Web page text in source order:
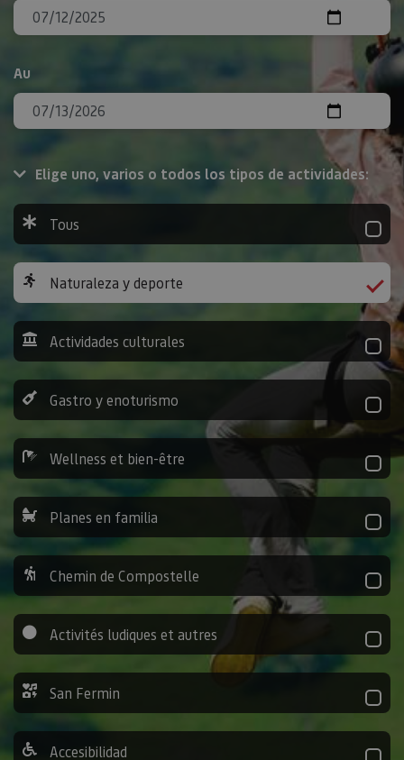
Au
Elige uno, varios o todos los tipos de actividades:
Tous
Naturaleza y deporte
Actividades culturales
Gastro y enoturismo
Wellness et bien-être
Planes en familia
Chemin de Compostelle
Activités ludiques et autres
San Fermin
Accesibilidad